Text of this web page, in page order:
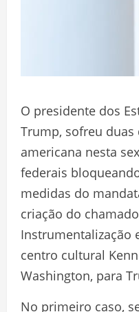
O presidente dos
Trump, sofreu duas
americana nesta
federais
medidas do
criação do
Instrumentalização
centro cultural
Washington, para
No primeiro caso,